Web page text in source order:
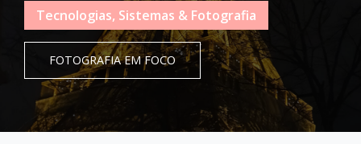
Tecnologias, Sistemas & Fotografia
FOTOGRAFIA EM FOCO